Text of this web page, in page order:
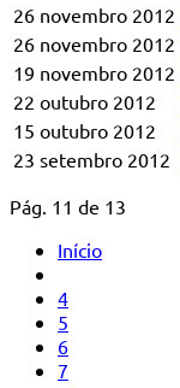
26 novembro 2012
26 novembro 2012
19 novembro 2012
22 outubro 2012
15 outubro 2012
23 setembro 2012
Pág. 11 de 13
Início
4
5
6
7